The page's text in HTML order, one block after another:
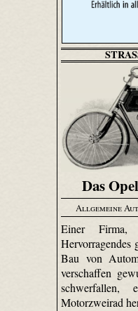
Das
Allgemeine
Einer
Hervorragendes
Bau von
verschaffen
schwerfallen,
Motorzweirad